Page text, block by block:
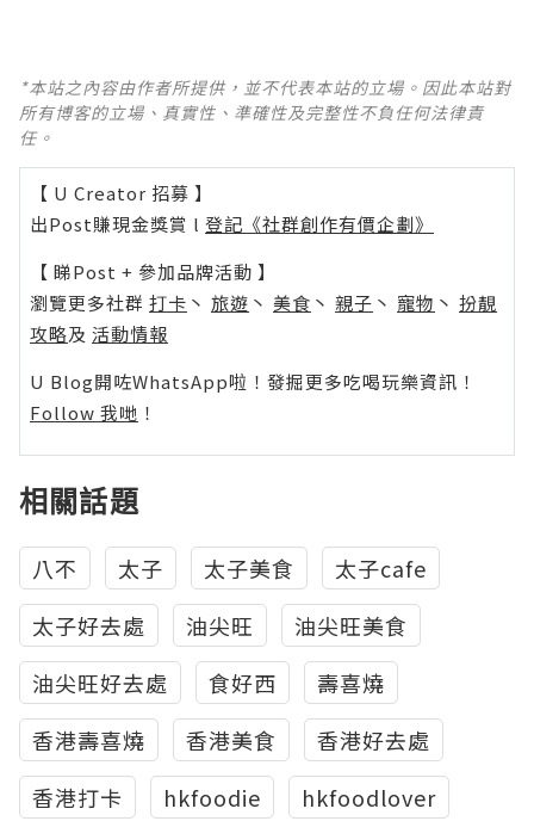
*本站之內容由作者所提供，並不代表本站的立場。因此本站對
所有博客的立場、真實性、準確性及完整性不負任何法律責
任。
【 U Creator 招募 】
出Post賺現金獎賞 l 登記《社群創作有價企劃》
【 睇Post + 參加品牌活動 】
瀏覽更多社群 打卡 丶 旅遊 丶 美食 丶 親子 丶 寵物 丶 扮靚
攻略及 活動情報
U Blog開咗WhatsApp啦！發掘更多吃喝玩樂資訊！
Follow 我哋 ！
相關話題
八不 太子 太子美食
太子cafe
太子好去處
油尖旺
油尖旺美食
油尖旺好去處
食好西
壽喜燒
香港壽喜燒
香港美食
香港好去處
香港打卡
hkfoodie
hkfoodlover